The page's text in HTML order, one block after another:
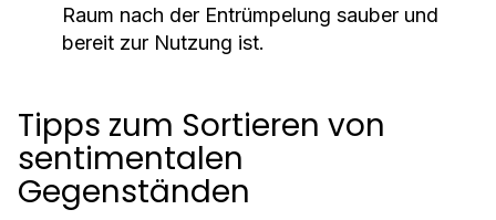
Raum nach der Entrümpelung sauber und
bereit zur Nutzung ist.
Tipps zum Sortieren von
sentimentalen
Gegenständen